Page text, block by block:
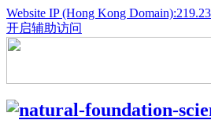
Website IP (Hong Kong
开启辅助访问